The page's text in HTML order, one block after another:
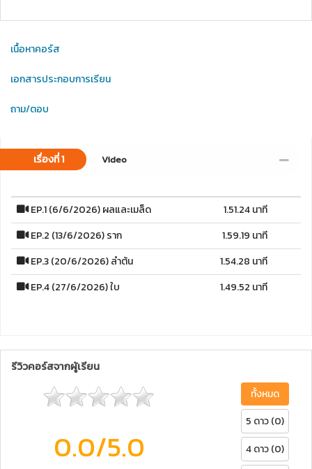
เนื้อหาคอร์ส
เอกสารประกอบการเรียน
ถาม/ตอบ
เรื่องที่ 1 Video
EP.1 (6/6/2026) ผลและเมล็ด
1.51.24 นาที
EP.2 (13/6/2026) ราก
1.59.19 นาที
EP.3 (20/6/2026) ลำต้น
1.54.28 นาที
EP.4 (27/6/2026) ใบ
1.49.52 นาที
รีวิวคอร์สจากผู้เรียน
0.0/5.0
ทั้งหมด
5 ดาว (0)
4 ดาว (0)